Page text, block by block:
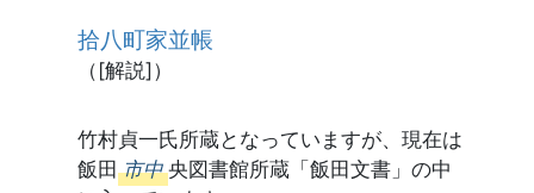
拾八町家並帳
（[解説]）
竹村貞一氏所蔵となっていますが、現在は
飯田 市中 央図書館所蔵「飯田文書」の中